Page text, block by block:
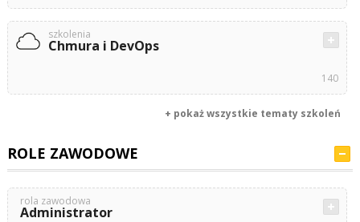
szkolenia
Chmura i DevOps
140
+ pokaż wszystkie tematy szkoleń
ROLE ZAWODOWE
rola zawodowa
Administrator